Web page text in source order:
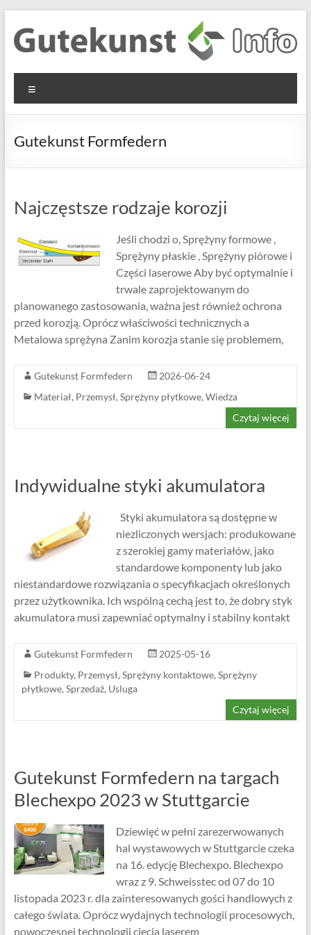
content
Gutekunst
Formfedern
GmbH
Informationen
Flachmaterial
Gutekunst Formfedern
Najczęstsze rodzaje korozji
Jeśli chodzi o, Sprężyny formowe ,
Sprężyny płaskie , Sprężyny piórowe i
Części laserowe Aby być optymalnie i
trwale zaprojektowanym do
planowanego zastosowania, ważna jest również ochrona
przed korozją. Oprócz właściwości technicznych a
Metalowa sprężyna Zanim korozja stanie się problemem,
Gutekunst Formfedern
2026-06-24
Materiał, Przemysł, Sprężyny płytkowe, Wiedza
Czytaj więcej
Indywidualne styki akumulatora
Styki akumulatora są dostępne w
niezliczonych wersjach: produkowane
z szerokiej gamy materiałów, jako
standardowe komponenty lub jako
niestandardowe rozwiązania o specyfikacjach określonych
przez użytkownika. Ich wspólną cechą jest to, że dobry styk
akumulatora musi zapewniać optymalny i stabilny kontakt
Gutekunst Formfedern
2025-05-16
Produkty, Przemysł, Sprężyny kontaktowe, Sprężyny
płytkowe, Sprzedaż, Usluga
Czytaj więcej
Gutekunst Formfedern na targach
Blechexpo 2023 w Stuttgarcie
Dziewięć w pełni zarezerwowanych
hal wystawowych w Stuttgarcie czeka
na 16. edycję Blechexpo. Blechexpo
wraz z 9. Schweisstec od 07 do 10
listopada 2023 r. dla zainteresowanych gości handlowych z
całego świata. Oprócz wydajnych technologii procesowych,
nowoczesnej technologii cięcia laserem